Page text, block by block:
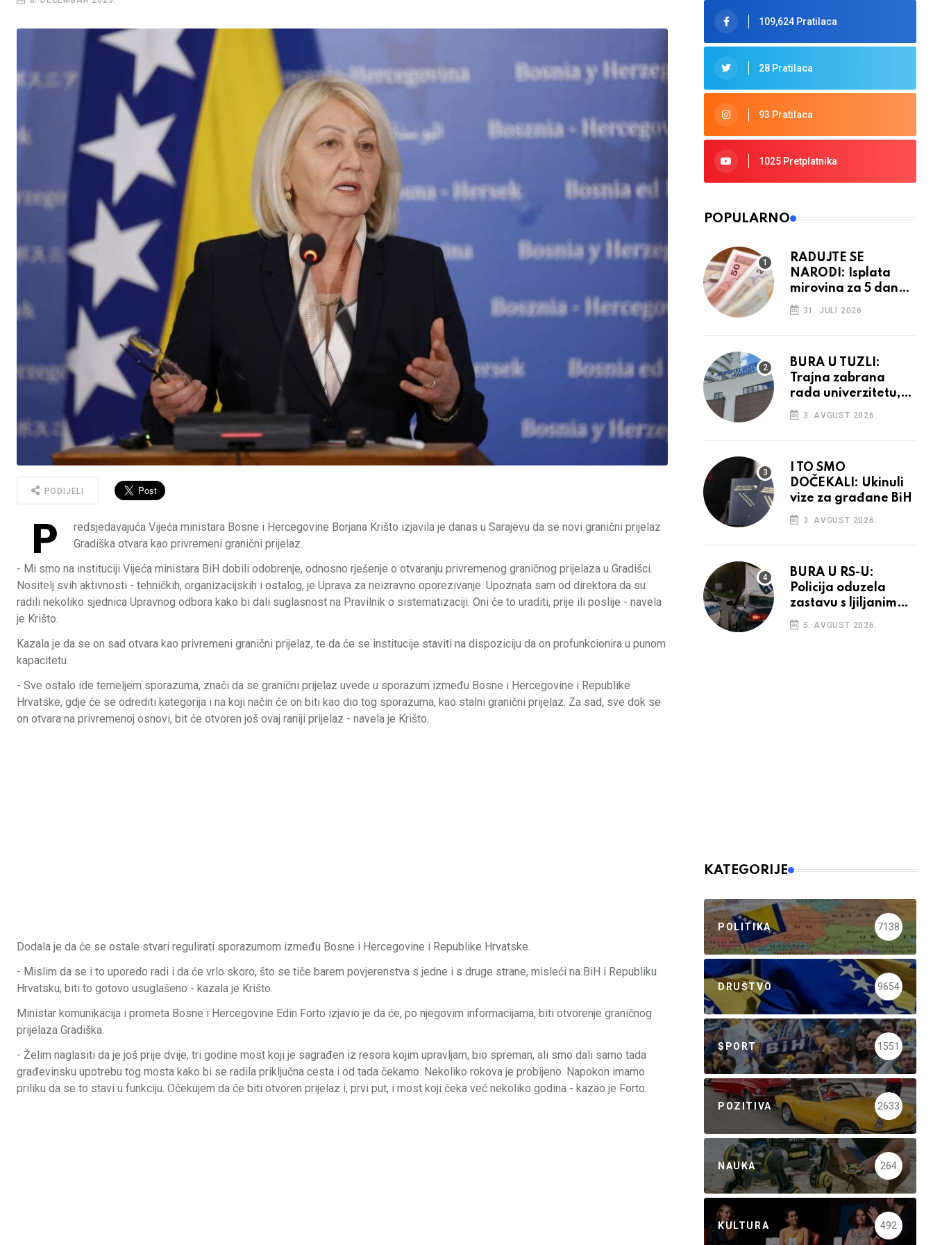
PODIJELI
P
redsjedavajuća Vijeća ministara Bosne i Hercegovine Borjana Krišto izjavila je danas u Sarajevu da se novi granični prijelaz
Gradiška otvara kao privremeni granični prijelaz.
- Mi smo na instituciji Vijeća ministara BiH dobili odobrenje, odnosno rješenje o otvaranju privremenog graničnog prijelaza u Gradišci.
Nositelj svih aktivnosti - tehničkih, organizacijskih i ostalog, je Uprava za neizravno oporezivanje. Upoznata sam od direktora da su
radili nekoliko sjednica Upravnog odbora kako bi dali suglasnost na Pravilnik o sistematizaciji. Oni će to uraditi, prije ili poslije - navela
je Krišto.
Kazala je da se on sad otvara kao privremeni granični prijelaz, te da će se institucije staviti na dispoziciju da on profunkcionira u punom
kapacitetu.
- Sve ostalo ide temeljem sporazuma, znači da se granični prijelaz uvede u sporazum između Bosne i Hercegovine i Republike
Hrvatske, gdje će se odrediti kategorija i na koji način će on biti kao dio tog sporazuma, kao stalni granični prijelaz. Za sad, sve dok se
on otvara na privremenoj osnovi, bit će otvoren još ovaj raniji prijelaz - navela je Krišto.
Dodala je da će se ostale stvari regulirati sporazumom između Bosne i Hercegovine i Republike Hrvatske.
- Mislim da se i to uporedo radi i da će vrlo skoro, što se tiče barem povjerenstva s jedne i s druge strane, misleći na BiH i Republiku
Hrvatsku, biti to gotovo usuglašeno - kazala je Krišto.
Ministar komunikacija i prometa Bosne i Hercegovine Edin Forto izjavio je da će, po njegovim informacijama, biti otvorenje graničnog
prijelaza Gradiška.
- Želim naglasiti da je još prije dvije, tri godine most koji je sagrađen iz resora kojim upravljam, bio spreman, ali smo dali samo tada
građevinsku upotrebu tog mosta kako bi se radila priključna cesta i od tada čekamo. Nekoliko rokova je probijeno. Napokon imamo
priliku da se to stavi u funkciju. Očekujem da će biti otvoren prijelaz i, prvi put, i most koji čeka već nekoliko godina - kazao je Forto.
109,624 Pratilaca
28 Pratilaca
93 Pratilaca
1025 Pretplatnika
POPULARNO
RADUJTE SE
NARODI: Isplata
mirovina za 5 dana,
retroaktivna
povećanja
31. JULI 2026.
BURA U TUZLI:
Trajna zabrana
rada univerzitetu,
provedba sudskih
odluka
3. AVGUST 2026.
I TO SMO
DOČEKALI: Ukinuli
vize za građane BiH
3. AVGUST 2026.
BURA U RS-U:
Policija oduzela
zastavu s ljiljanima,
uručila prekršajni
nalog
5. AVGUST 2026.
KATEGORIJE
POLITIKA 7138
DRUŠTVO 9654
SPORT 1551
POZITIVA 2633
NAUKA 264
KULTURA 492